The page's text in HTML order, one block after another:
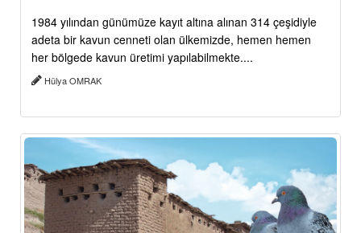
1984 yılından günümüze kayıt altına alınan 314 çeşidiyle
adeta bir kavun cenneti olan ülkemizde, hemen hemen
her bölgede kavun üretimi yapılabilmekte....
Hülya OMRAK